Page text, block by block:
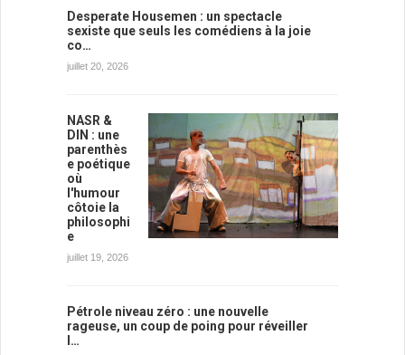
Desperate Housemen : un spectacle
sexiste que seuls les comédiens à la joie
co…
juillet 20, 2026
NASR &
DIN : une
parenthès
e poétique
où
l'humour
côtoie la
philosophi
e
juillet 19, 2026
Pétrole niveau zéro : une nouvelle
rageuse, un coup de poing pour réveiller
l…